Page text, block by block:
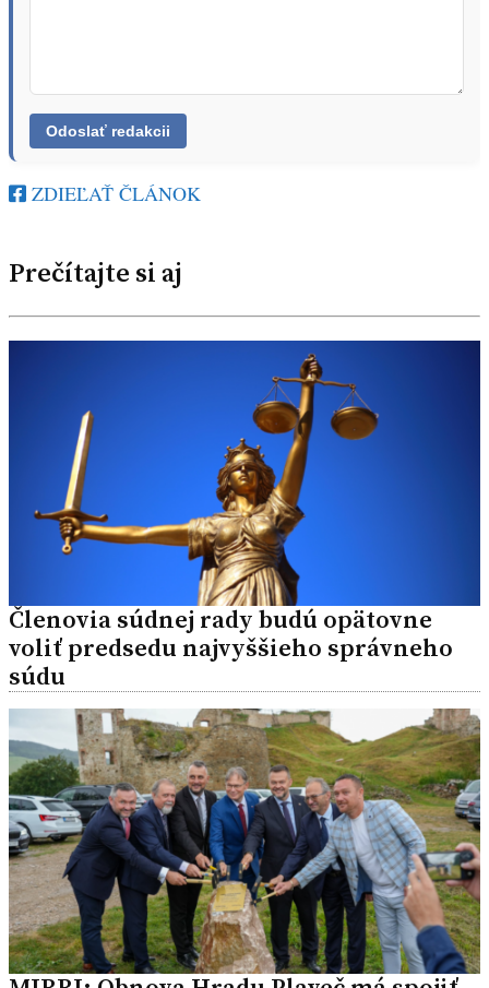
ZDIEĽAŤ ČLÁNOK
Prečítajte si aj
Členovia súdnej rady budú opätovne
voliť predsedu najvyššieho správneho
súdu